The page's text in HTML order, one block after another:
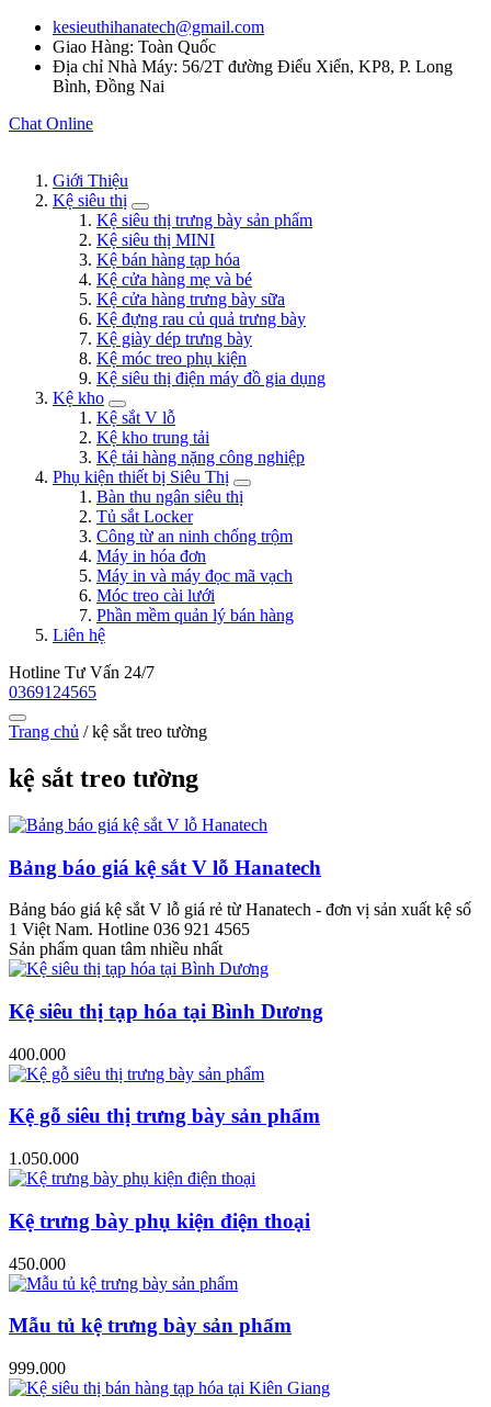
kesieuthihanatech@gmail.com
Giao Hàng: Toàn Quốc
Địa chỉ Nhà Máy: 56/2T đường Điểu Xiển, KP8, P. Long
Bình, Đồng Nai
Chat Online
Giới Thiệu
Kệ siêu thị
Kệ siêu thị trưng bày sản phẩm
Kệ siêu thị MINI
Kệ bán hàng tạp hóa
Kệ cửa hàng mẹ và bé
Kệ cửa hàng trưng bày sữa
Kệ đựng rau củ quả trưng bày
Kệ giày dép trưng bày
Kệ móc treo phụ kiện
Kệ siêu thị điện máy đồ gia dụng
Kệ kho
Kệ sắt V lỗ
Kệ kho trung tải
Kệ tải hàng nặng công nghiệp
Phụ kiện thiết bị Siêu Thị
Bàn thu ngân siêu thị
Tủ sắt Locker
Công từ an ninh chống trộm
Máy in hóa đơn
Máy in và máy đọc mã vạch
Móc treo cài lưới
Phần mềm quản lý bán hàng
Liên hệ
Hotline Tư Vấn 24/7
0369124565
Trang chủ /kệ sắt treo tường
kệ sắt treo tường
Bảng báo giá kệ sắt V lỗ Hanatech
Bảng báo giá kệ sắt V lỗ giá rẻ từ Hanatech - đơn vị sản xuất kệ số
1 Việt Nam. Hotline 036 921 4565
Sản phẩm quan tâm nhiều nhất
Kệ siêu thị tạp hóa tại Bình Dương
400.000
Kệ gỗ siêu thị trưng bày sản phẩm
1.050.000
Kệ trưng bày phụ kiện điện thoại
450.000
Mẫu tủ kệ trưng bày sản phẩm
999.000